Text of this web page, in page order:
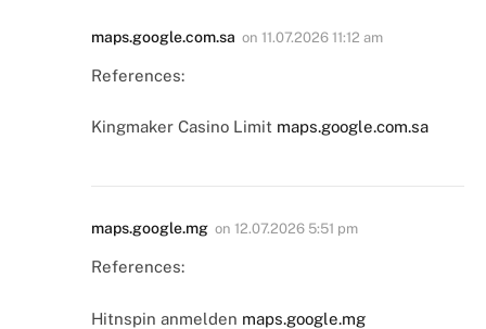
maps.google.com.sa on 11.07.2026 11:12 am
References:
Kingmaker Casino Limit maps.google.com.sa
maps.google.mg on 12.07.2026 5:51 pm
References:
Hitnspin anmelden maps.google.mg